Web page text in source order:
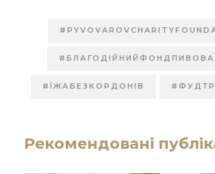
#ЇЖАБЕЗКОРДОНІВ
Рекомендовані